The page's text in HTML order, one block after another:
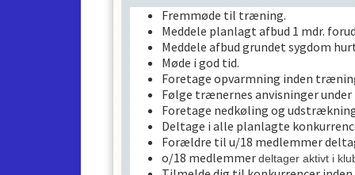
Tilmelde dig til konkurrencer
Holde dig dagligt opdateret på
Alders inddeling gældende pr. 1
K3 hold 7-11 år
K2 hold 12-14 år
K1 hold 15-25 år
Niveau inddeling
Fremmøde til træning.
Meddele planlagt afbud 1 mdr.
Meddele afbud grundet sygdom
Møde i god tid.
Foretage opvarmning inden
Følge trænernes anvisninger
Foretage nedkøling og
Deltage i alle planlagte
Forældre til u/18 medlemmer
o/18 medlemmerdeltager aktivt i